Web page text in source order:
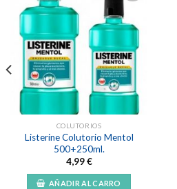
a la
lista de
deseos
COLUTORIOS
Listerine Colutorio Mentol
500+250ml.
4,99€
AÑADIR AL CARRO